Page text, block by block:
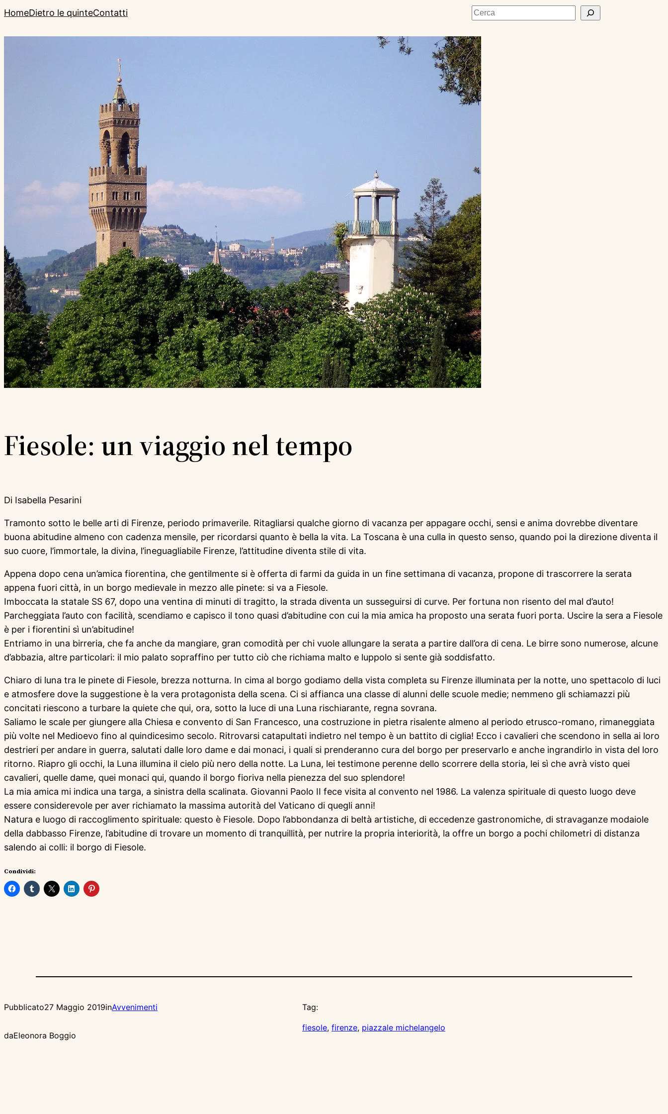
HomeDietro le quinteContatti Cerca
Fiesole: un viaggio nel tempo
Di Isabella Pesarini
Tramonto sotto le belle arti di Firenze, periodo primaverile. Ritagliarsi qualche giorno di vacanza per appagare occhi, sensi e anima dovrebbe diventare
buona abitudine almeno con cadenza mensile, per ricordarsi quanto è bella la vita. La Toscana è una culla in questo senso, quando poi la direzione diventa il
suo cuore, l’immortale, la divina, l’ineguagliabile Firenze, l’attitudine diventa stile di vita.
Appena dopo cena un’amica fiorentina, che gentilmente si è offerta di farmi da guida in un fine settimana di vacanza, propone di trascorrere la serata
appena fuori città, in un borgo medievale in mezzo alle pinete: si va a Fiesole.
Imboccata la statale SS 67, dopo una ventina di minuti di tragitto, la strada diventa un susseguirsi di curve. Per fortuna non risento del mal d’auto!
Parcheggiata l’auto con facilità, scendiamo e capisco il tono quasi d’abitudine con cui la mia amica ha proposto una serata fuori porta. Uscire la sera a Fiesole
è per i fiorentini sì un’abitudine!
Entriamo in una birreria, che fa anche da mangiare, gran comodità per chi vuole allungare la serata a partire dall’ora di cena. Le birre sono numerose, alcune
d’abbazia, altre particolari: il mio palato sopraffino per tutto ciò che richiama malto e luppolo si sente già soddisfatto.
Chiaro di luna tra le pinete di Fiesole, brezza notturna. In cima al borgo godiamo della vista completa su Firenze illuminata per la notte, uno spettacolo di luci
e atmosfere dove la suggestione è la vera protagonista della scena. Ci si affianca una classe di alunni delle scuole medie; nemmeno gli schiamazzi più
concitati riescono a turbare la quiete che qui, ora, sotto la luce di una Luna rischiarante, regna sovrana.
Saliamo le scale per giungere alla Chiesa e convento di San Francesco, una costruzione in pietra risalente almeno al periodo etrusco-romano, rimaneggiata
più volte nel Medioevo fino al quindicesimo secolo. Ritrovarsi catapultati indietro nel tempo è un battito di ciglia! Ecco i cavalieri che scendono in sella ai loro
destrieri per andare in guerra, salutati dalle loro dame e dai monaci, i quali si prenderanno cura del borgo per preservarlo e anche ingrandirlo in vista del loro
ritorno. Riapro gli occhi, la Luna illumina il cielo più nero della notte. La Luna, lei testimone perenne dello scorrere della storia, lei sì che avrà visto quei
cavalieri, quelle dame, quei monaci qui, quando il borgo fioriva nella pienezza del suo splendore!
La mia amica mi indica una targa, a sinistra della scalinata. Giovanni Paolo II fece visita al convento nel 1986. La valenza spirituale di questo luogo deve
essere considerevole per aver richiamato la massima autorità del Vaticano di quegli anni!
Natura e luogo di raccoglimento spirituale: questo è Fiesole. Dopo l’abbondanza di beltà artistiche, di eccedenze gastronomiche, di stravaganze modaiole
della dabbasso Firenze, l’abitudine di trovare un momento di tranquillità, per nutrire la propria interiorità, la offre un borgo a pochi chilometri di distanza
salendo ai colli: il borgo di Fiesole.
Condividi:
Pubblicato27 Maggio 2019inAvvenimenti
daEleonora Boggio
Tag:
fiesole, firenze, piazzale michelangelo